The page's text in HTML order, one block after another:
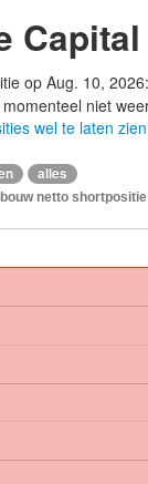
op Aug. 10,
niet
wel te laten zien
alles
netto